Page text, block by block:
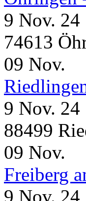
9 Nov. 24
74613
09 Nov.
9 Nov. 24
88499
09 Nov.
Freiberg
9 Nov. 24